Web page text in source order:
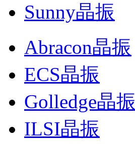
Sunny晶振
Abracon晶振
ECS晶振
Golledge晶振
ILSI晶振